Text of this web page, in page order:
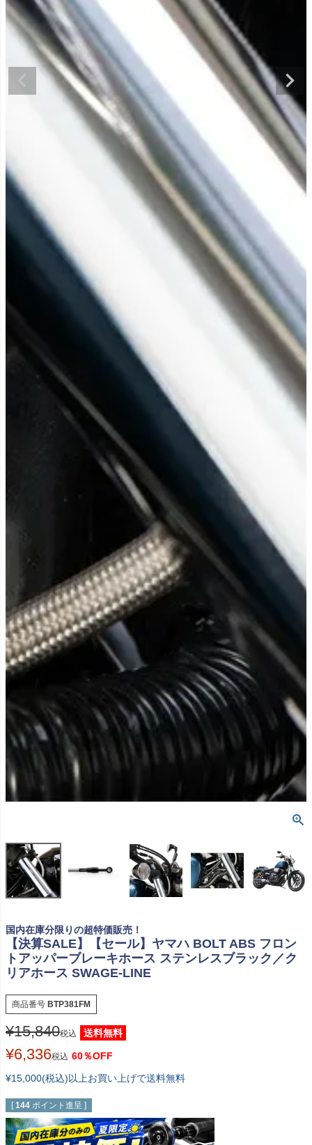
国内在庫分限りの超特価販売！
【決算SALE】【セール】ヤマハ BOLT ABS フロン
トアッパーブレーキホース ステンレスブラック／ク
リアホース SWAGE-LINE
商品番号 BTP381FM
¥15,840税込 送料無料
¥6,336税込 60％OFF
¥15,000(税込)以上お買い上げで送料無料
[ 144 ポイント進呈 ]